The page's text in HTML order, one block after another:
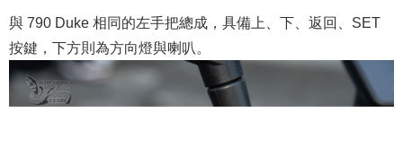
與 790 Duke 相同的左手把總成，具備上、下、返回、SET
按鍵，下方則為方向燈與喇叭。